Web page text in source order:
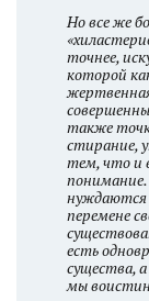
Но все же
точнее,
которой
также
стирание,
тем, что и
нуждаются
перемене
есть
существа,
мы